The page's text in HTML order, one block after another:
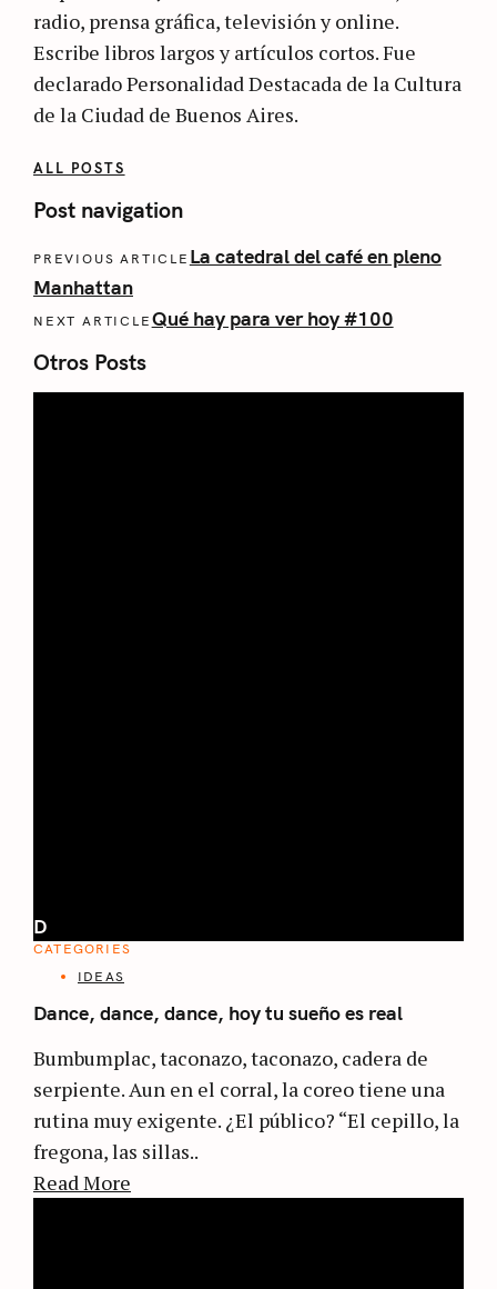
radio, prensa gráfica, televisión y online.
Escribe libros largos y artículos cortos. Fue
declarado Personalidad Destacada de la Cultura
de la Ciudad de Buenos Aires.
ALL POSTS
Post navigation
PREVIOUS ARTICLE La catedral del café en pleno
Manhattan
NEXT ARTICLE Qué hay para ver hoy #100
Otros Posts
D
CATEGORIES
IDEAS
Dance, dance, dance, hoy tu sueño es real
Bumbumplac, taconazo, taconazo, cadera de
serpiente. Aun en el corral, la coreo tiene una
rutina muy exigente. ¿El público? “El cepillo, la
fregona, las sillas..
Read More